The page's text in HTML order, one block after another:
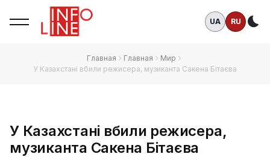
UA RU
Главная Главная
Мир
У Казахстані вбили режисера, музиканта Сакена Бітаєва
У Казахстані вбили режисера,
музиканта Сакена Бітаєва